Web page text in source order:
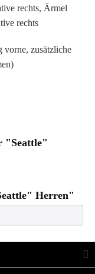
rechts, Ärmel
rechts
vorne, zusätzliche
"Seattle"
Herren"